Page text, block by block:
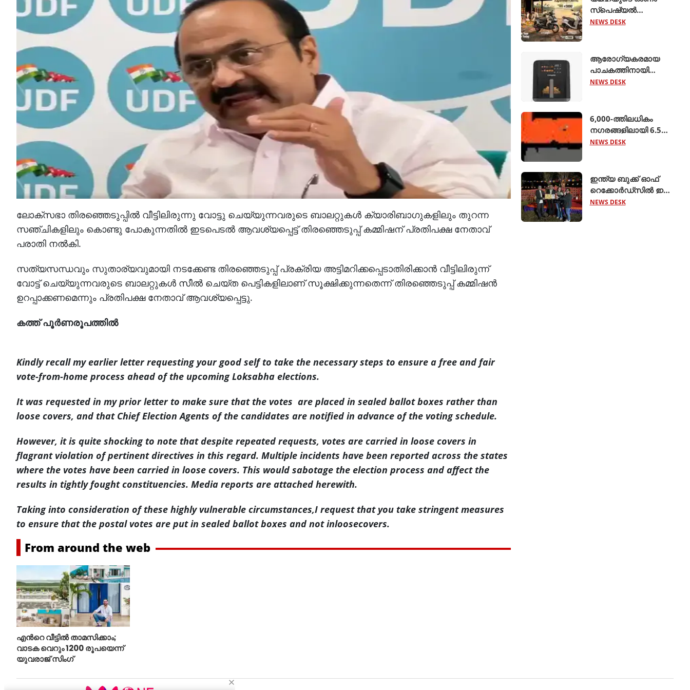
ലോക്‌സഭാ തിരഞ്ഞെടുപ്പില്‍ വീട്ടിലിരുന്നു വോട്ടു ചെയ്യുന്നവരുടെ ബാലറ്റുകള്‍ ക്യാരിബാഗുകളിലും തുറന്ന
സഞ്ചികളിലും കൊണ്ടു പോകുന്നതില്‍ ഇടപെടല്‍ ആവശ്യപ്പെട്ട് തിരഞ്ഞെടുപ്പ് കമ്മിഷന് പ്രതിപക്ഷ നേതാവ്
പരാതി നല്‍കി.
സത്യസന്ധവും സുതാര്യവുമായി നടക്കേണ്ട തിരഞ്ഞെടുപ്പ് പ്രക്രിയ അട്ടിമറിക്കപ്പെടാതിരിക്കാന്‍ വീട്ടിലിരുന്ന്
വോട്ട് ചെയ്യുന്നവരുടെ ബാലറ്റുകള്‍ സീല്‍ ചെയ്ത പെട്ടികളിലാണ് സൂക്ഷിക്കുന്നതെന്ന് തിരഞ്ഞെടുപ്പ് കമ്മിഷന്‍
ഉറപ്പാക്കണമെന്നും പ്രതിപക്ഷ നേതാവ് ആവശ്യപ്പെട്ടു.
കത്ത് പൂര്‍ണരൂപത്തില്‍
Kindly recall my earlier letter requesting your good self to take the necessary steps to ensure a free and fair
vote-from-home process ahead of the upcoming Loksabha elections.
It was requested in my prior letter to make sure that the votes are placed in sealed ballot boxes rather than
loose covers, and that Chief Election Agents of the candidates are notified in advance of the voting schedule.
However, it is quite shocking to note that despite repeated requests, votes are carried in loose covers in
flagrant violation of pertinent directives in this regard. Multiple incidents have been reported across the states
where the votes have been carried in loose covers. This would sabotage the election process and affect the
results in tightly fought constituencies. Media reports are attached herewith.
Taking into consideration of these highly vulnerable circumstances,I request that you take stringent measures
to ensure that the postal votes are put in sealed ballot boxes and not inloosecovers.
From around the web
എന്‍റെ വീട്ടില്‍ താമസിക്കാം;
വാടക വെറും 1200 രൂപയെന്ന്
യുവരാജ് സിംഗ്
സ്പെഷ്യൽ
ഓഫറുകൾ
ഹൈബ്രിഡ്
സ്കൂട്ടറുകൾ
എന്നിവയ്ക്ക്
ആനുകൂല്യങ്ങളു
NEWS DESK
ആരോഗ്യകരമായ
പാചകത്തിനായി
'അമിയോ എഡ്ജ് 5
ക്രോംപ്റ്റൺ
NEWS DESK
6,000-ത്തിലധികം
നഗരങ്ങളിലായി 6.5
ലക്ഷം റൂട്ടുകളെ
NEWS DESK
ഇന്ത്യ ബുക്ക് ഓഫ്
റെക്കോര്‍ഡ്‌സില്‍ ഇടം
നേടി നിസ്സാന്‍ ‍ടെക്ടൺ
NEWS DESK